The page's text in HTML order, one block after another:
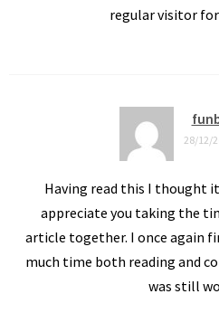
regular visitor
28/12/
Having read this I thought
appreciate you taking the
article together. I once again
much time both reading and
was still